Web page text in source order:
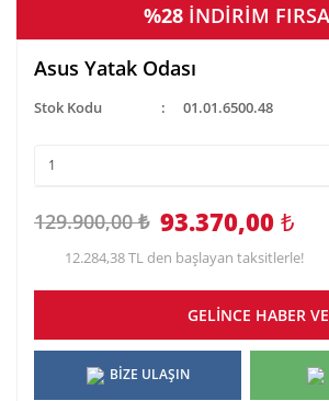
%28 İNDİRİM
Asus Yatak Odası
Stok Kodu 01.01.6500.48
129.900,00 ₺ 93.370,00 ₺
12.284,38 TL den başlayan taksitlerle!
GELİNCE HABER
BİZE ULAŞIN